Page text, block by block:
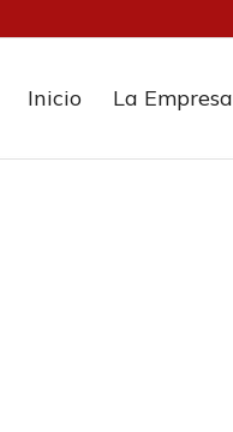
Inicio La Empresa